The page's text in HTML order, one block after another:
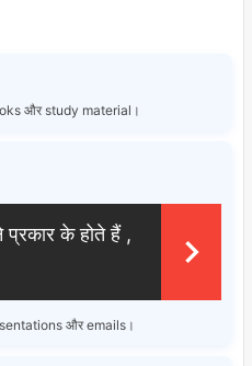
और study material।
प्रकार के होते हैं ,
और emails।